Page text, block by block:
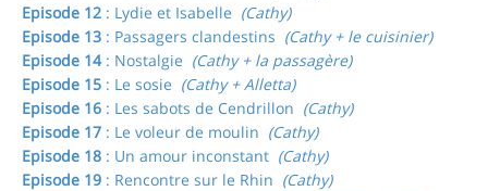
Episode 12 : Lydie et Isabelle (Cathy)
Episode 13 : Passagers clandestins (Cathy + le cuisinier)
Episode 14: Nostalgie (Cathy + la passagère)
Episode 15 : Le sosie (Cathy + Alletta)
Episode 16 : Les sabots de Cendrillon (Cathy)
Episode 17 : Le voleur de moulin (Cathy)
Episode 18 : Un amour inconstant (Cathy)
Episode 19 : Rencontre sur le Rhin (Cathy)